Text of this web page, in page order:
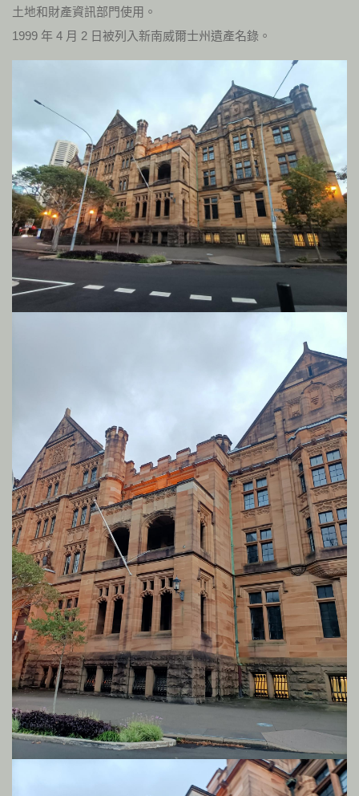
土地和財產資訊部門使用。
1999 年 4 月 2 日被列入新南威爾士州遺產名錄。